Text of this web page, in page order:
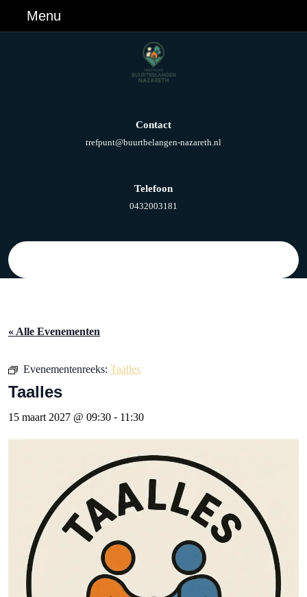
Menu
Contact
trefpunt@buurtbelangen-nazareth.nl
Telefoon
0432003181
« Alle Evenementen
Evenementenreeks: Taalles
Taalles
15 maart 2027 @ 09:30 - 11:30